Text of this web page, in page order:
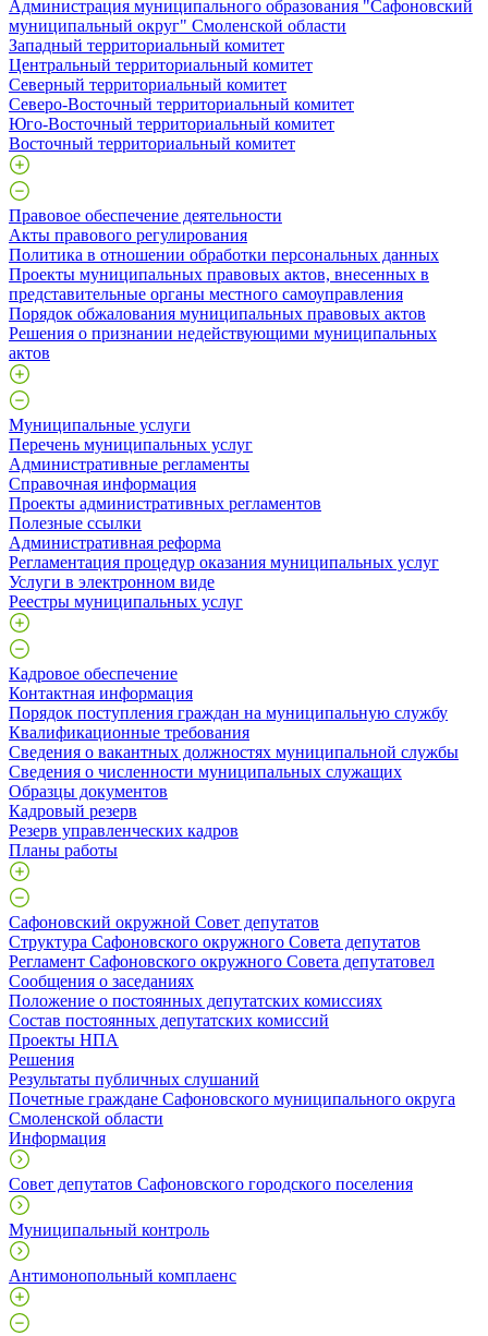
Администрация муниципального образования "Сафоновский
муниципальный округ" Смоленской области
Западный территориальный комитет
Центральный территориальный комитет
Северный территориальный комитет
Северо-Восточный территориальный комитет
Юго-Восточный территориальный комитет
Восточный территориальный комитет
Правовое обеспечение деятельности
Акты правового регулирования
Политика в отношении обработки персональных данных
Проекты муниципальных правовых актов, внесенных в
представительные органы местного самоуправления
Порядок обжалования муниципальных правовых актов
Решения о признании недействующими муниципальных
актов
Муниципальные услуги
Перечень муниципальных услуг
Административные регламенты
Справочная информация
Проекты административных регламентов
Полезные ссылки
Административная реформа
Регламентация процедур оказания муниципальных услуг
Услуги в электронном виде
Реестры муниципальных услуг
Кадровое обеспечение
Контактная информация
Порядок поступления граждан на муниципальную службу
Квалификационные требования
Сведения о вакантных должностях муниципальной службы
Сведения о численности муниципальных служащих
Образцы документов
Кадровый резерв
Резерв управленческих кадров
Планы работы
Сафоновский окружной Совет депутатов
Структура Сафоновского окружного Совета депутатов
Регламент Сафоновского окружного Совета депутатовел
Сообщения о заседаниях
Положение о постоянных депутатских комиссиях
Состав постоянных депутатских комиссий
Проекты НПА
Решения
Результаты публичных слушаний
Почетные граждане Сафоновского муниципального округа
Смоленской области
Информация
Совет депутатов Сафоновского городского поселения
Муниципальный контроль
Антимонопольный комплаенс